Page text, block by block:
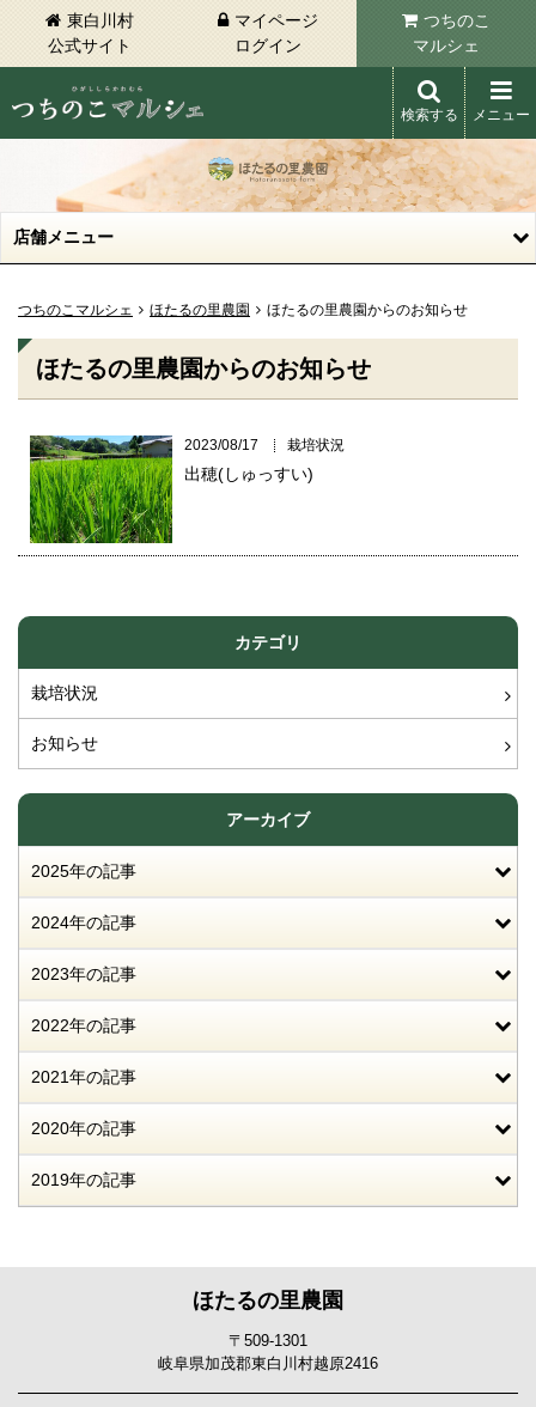
東白川村
公式サイト
マイページ
ログイン
つちのこ
マルシェ
東白川村 つちのこマルシェ
検索する メニュー
店舗メニュー
つちのこマルシェ ほたるの里農園 ほたるの里農園からのお知らせ
ほたるの里農園からのお知らせ
2023/08/17 栽培状況
出穂(しゅっすい)
カテゴリ
栽培状況
お知らせ
アーカイブ
2025年の記事
2024年の記事
2023年の記事
2022年の記事
2021年の記事
2020年の記事
2019年の記事
ほたるの里農園
〒509-1301
岐阜県加茂郡東白川村越原2416